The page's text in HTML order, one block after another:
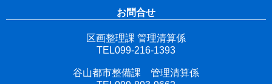
お問合せ
区画整理課 管理清算係
TEL099-216-1393
谷山都市整備課 管理清算係